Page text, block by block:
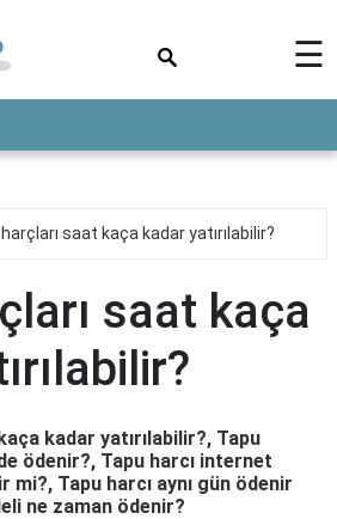
☰
saat kaça kadar yatırılabilir?
saat kaça
kadar yatırılabilir?, Tapu
ödenir?, Tapu harcı internet
mi?, Tapu harcı aynı gün ödenir
ne zaman ödenir?